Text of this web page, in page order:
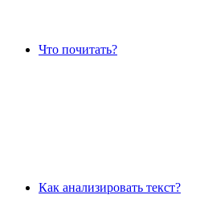
Что почитать?
Как анализировать текст?